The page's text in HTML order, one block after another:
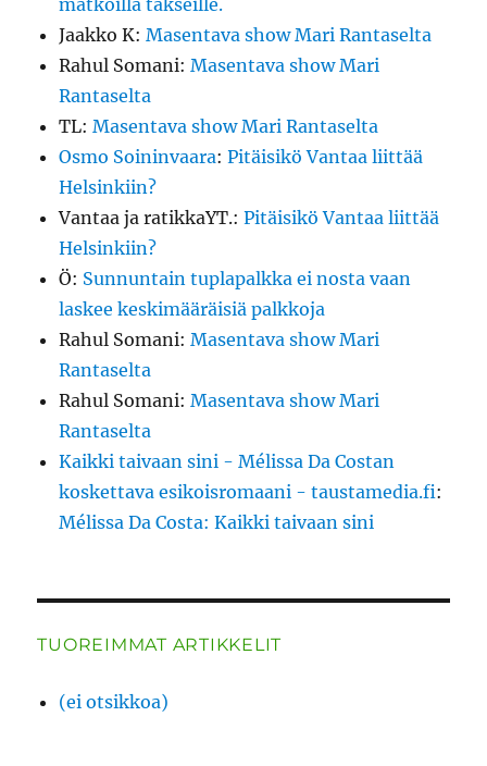
matkoilla takseille.
Jaakko K:Masentava show Mari Rantaselta
Rahul Somani:Masentava show Mari
Rantaselta
TL:Masentava show Mari Rantaselta
Osmo Soininvaara:Pitäisikö Vantaa liittää
Helsinkiin?
Vantaa ja ratikkaYT.:Pitäisikö Vantaa liittää
Helsinkiin?
Ö: Sunnuntain tuplapalkka ei nosta vaan
laskee keskimääräisiä palkkoja
Rahul Somani:Masentava show Mari
Rantaselta
Rahul Somani:Masentava show Mari
Rantaselta
Kaikki taivaan sini - Mélissa Da Costan
koskettava esikoisromaani - taustamedia.fi:
Mélissa Da Costa: Kaikki taivaan sini
TUOREIMMAT ARTIKKELIT
(ei otsikkoa)